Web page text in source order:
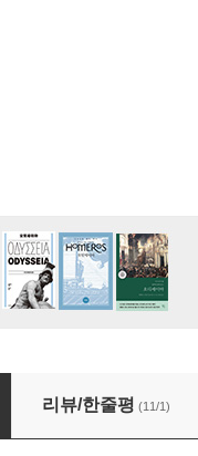
리뷰/한줄평 (11/1)